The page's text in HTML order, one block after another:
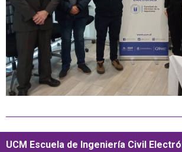
UCM Escuela de Ingeniería Civil